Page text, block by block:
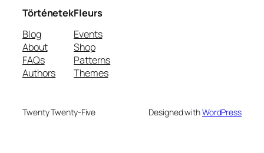
Történetek
Blog
About
FAQs
Authors
Fleurs
Events
Shop
Patterns
Themes
Twenty Twenty-Five Designed withWordPress